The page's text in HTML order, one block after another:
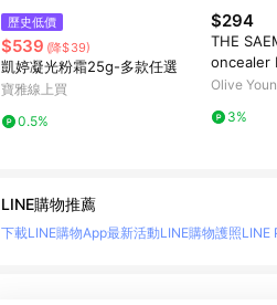
歷史低價
$539 (降$39)
凱婷凝光粉霜25g-多款任選
寶雅線上買
0.5%
$294
THE
oncealer
Olive
3%
LINE購物推薦
下載LINE購物App最新活動LINE購物護照LINE